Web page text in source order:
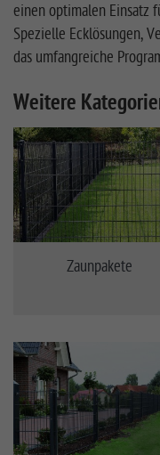
einen optimalen Einsatz
Spezielle Ecklösungen,
das umfangreiche
Weitere
Zaunpakete